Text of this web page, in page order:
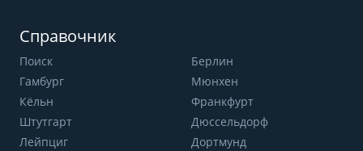
Справочник
Поиск
Берлин
Гамбург
Мюнхен
Кёльн
Франкфурт
Штутгарт
Дюссельдорф
Лейпциг
Дортмунд